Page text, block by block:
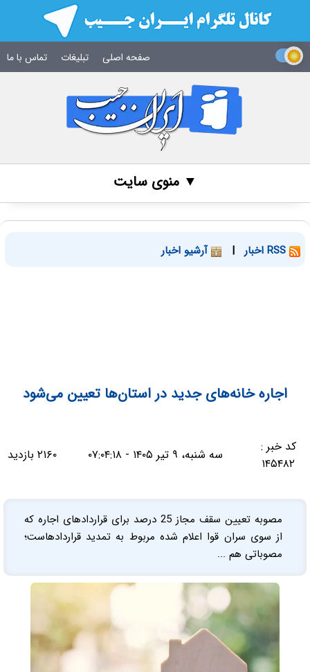
صفحه اصلی تبلیغات تماس با ما
▼ منوی سایت
| آرشیو اخبار
اجاره خانه‌های جدید در استان‌ها تعیین می‌شود
کد خبر :
۱۴۵۴۸۲
سه شنبه، ۹ تیر ۱۴۰۵ - ۰۷:۰۴:۱۸ ۲۱۶۰ بازدید
مصوبه تعیین سقف مجاز 25 درصد برای قراردادهای اجاره که
از سوی سران قوا اعلام شده مربوط به تمدید قراردادهاست؛
مصوباتی هم ...